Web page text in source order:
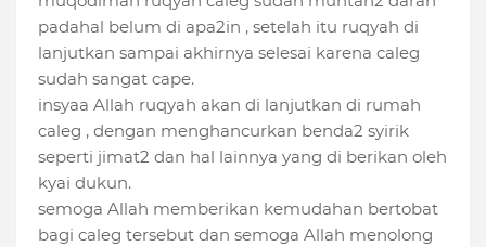
padahal belum di apa2in , setelah itu ruqyah di
lanjutkan sampai akhirnya selesai karena caleg
sudah sangat cape.
insyaa Allah ruqyah akan di lanjutkan di rumah
caleg , dengan menghancurkan benda2 syirik
seperti jimat2 dan hal lainnya yang di berikan oleh
kyai dukun.
semoga Allah memberikan kemudahan bertobat
bagi caleg tersebut dan semoga Allah menolong